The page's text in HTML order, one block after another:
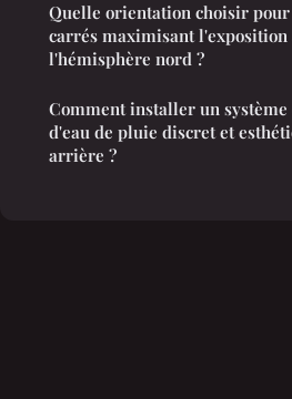
Quelle orientation choisir pour
carrés maximisant l'exposition
l'hémisphère nord ?
Comment installer un
d'eau de pluie discret et
arrière ?